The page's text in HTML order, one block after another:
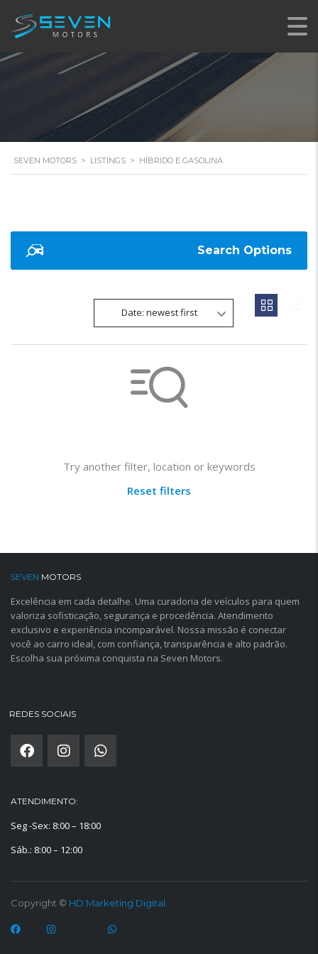
SEVEN MOTORS > LISTINGS > HÍBRIDO E GASOLINA
Search Options
Date: newest first
Try another filter, location or keywords
Reset filters
SEVEN MOTORS
Excelência em cada detalhe. Uma curadoria de veículos para quem
valoriza sofisticação, segurança e procedência. Atendimento
exclusivo e experiência incomparável. Nossa missão é conectar
você ao carro ideal, com confiança, transparência e alto padrão.
Escolha sua próxima conquista na Seven Motors.
REDES SOCIAIS
ATENDIMENTO:
Seg -Sex: 8:00 – 18:00
Sáb.: 8:00 – 12:00
Copyright © HD Marketing Digital